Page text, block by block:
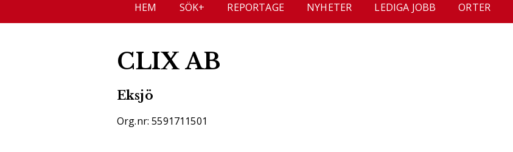
HEM SÖK+ REPORTAGE NYHETER LEDIGA JOBB ORTER
CLIX AB
Eksjö
Org.nr: 5591711501